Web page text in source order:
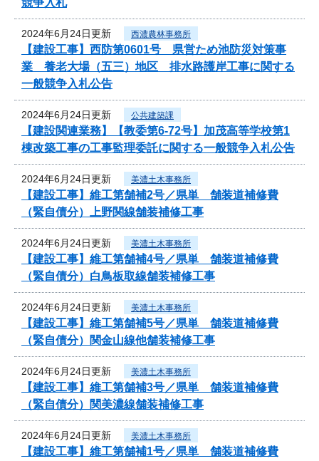
2024年6月24日更新 西濃農林事務所
【建設工事】西防第0601号 県営ため池防災対策事
業 養老大場（五三）地区 排水路護岸工事に関する
一般競争入札公告
2024年6月24日更新 公共建築課
【建設関連業務】【教委第6-72号】加茂高等学校第1
棟改築工事の工事監理委託に関する一般競争入札公告
2024年6月24日更新 美濃土木事務所
【建設工事】維工第舗補2号／県単 舗装道補修費
（緊自債分）上野関線舗装補修工事
2024年6月24日更新 美濃土木事務所
【建設工事】維工第舗補4号／県単 舗装道補修費
（緊自債分）白鳥板取線舗装補修工事
2024年6月24日更新 美濃土木事務所
【建設工事】維工第舗補5号／県単 舗装道補修費
（緊自債分）関金山線他舗装補修工事
2024年6月24日更新 美濃土木事務所
【建設工事】維工第舗補3号／県単 舗装道補修費
（緊自債分）関美濃線舗装補修工事
2024年6月24日更新 美濃土木事務所
【建設工事】維工第舗補1号／県単 舗装道補修費